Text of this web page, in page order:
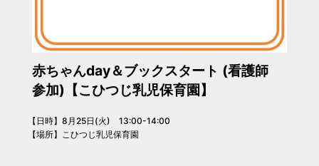
赤ちゃんday＆ブックスタート (看護師
参加)【こひつじ乳児保育園】
【日時】8月25日(火) 13:00-14:00
【場所】こひつじ乳児保育園